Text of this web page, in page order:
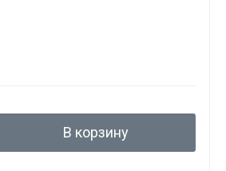
В корзину